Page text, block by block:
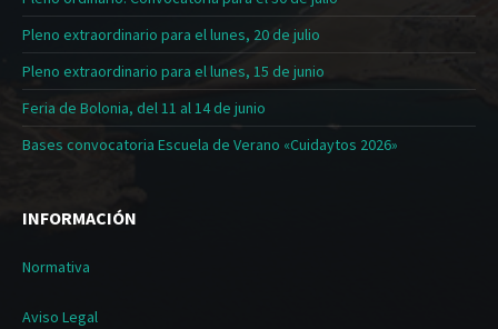
Pleno extraordinario para el lunes, 20 de julio
Pleno extraordinario para el lunes, 15 de junio
Feria de Bolonia, del 11 al 14 de junio
Bases convocatoria Escuela de Verano «Cuidaytos 2026»
INFORMACIÓN
Normativa
Aviso Legal